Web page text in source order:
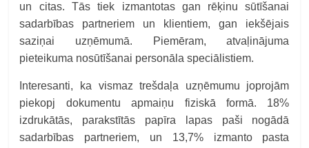
un citas. Tās tiek izmantotas gan rēķinu sūtīšanai
sadarbības partneriem un klientiem, gan iekšējais
saziņai uzņēmumā. Piemēram, atvaļinājuma
pieteikuma nosūtīšanai personāla speciālistiem.
Interesanti, ka vismaz trešdaļa uzņēmumu joprojām
piekopj dokumentu apmaiņu fiziskā formā. 18%
izdrukātās, parakstītās papīra lapas paši nogādā
sadarbības partneriem, un 13,7% izmanto pasta